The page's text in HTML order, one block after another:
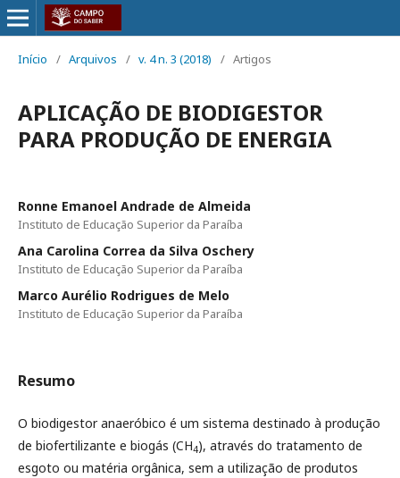
Início / Arquivos / v. 4 n. 3 (2018) / Artigos
APLICAÇÃO DE BIODIGESTOR
PARA PRODUÇÃO DE ENERGIA
Ronne Emanoel Andrade de Almeida
Instituto de Educação Superior da Paraíba
Ana Carolina Correa da Silva Oschery
Instituto de Educação Superior da Paraíba
Marco Aurélio Rodrigues de Melo
Instituto de Educação Superior da Paraíba
Resumo
O biodigestor anaeróbico é um sistema destinado à produção
de biofertilizante e biogás (CH4), através do tratamento de
esgoto ou matéria orgânica, sem a utilização de produtos